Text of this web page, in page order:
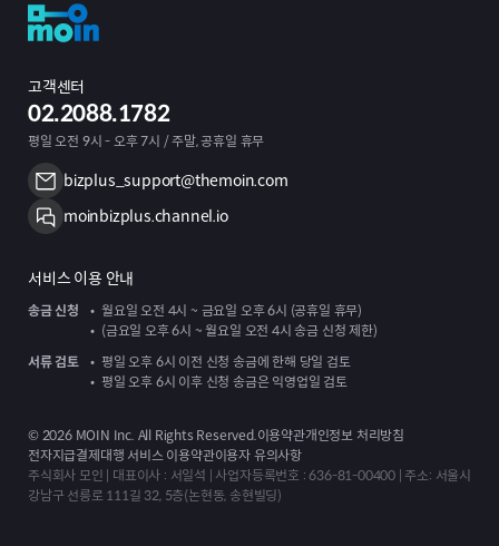
고객센터
02.2088.1782
평일 오전 9시 - 오후 7시 / 주말, 공휴일 휴무
bizplus_support@themoin.com
moinbizplus.channel.io
서비스 이용 안내
송금 신청
월요일 오전 4시 ~ 금요일 오후 6시 (공휴일 휴무)
(금요일 오후 6시 ~ 월요일 오전 4시 송금 신청 제한)
서류 검토
평일 오후 6시 이전 신청 송금에 한해 당일 검토
평일 오후 6시 이후 신청 송금은 익영업일 검토
© 2026MOIN Inc. All Rights Reserved.이용약관개인정보 처리방침
전자지급결제대행 서비스 이용약관이용자 유의사항
주식회사 모인 | 대표이사 : 서일석 | 사업자등록번호 : 636-81-00400 | 주소: 서울시
강남구 선릉로 111길 32, 5층(논현동, 송현빌딩)